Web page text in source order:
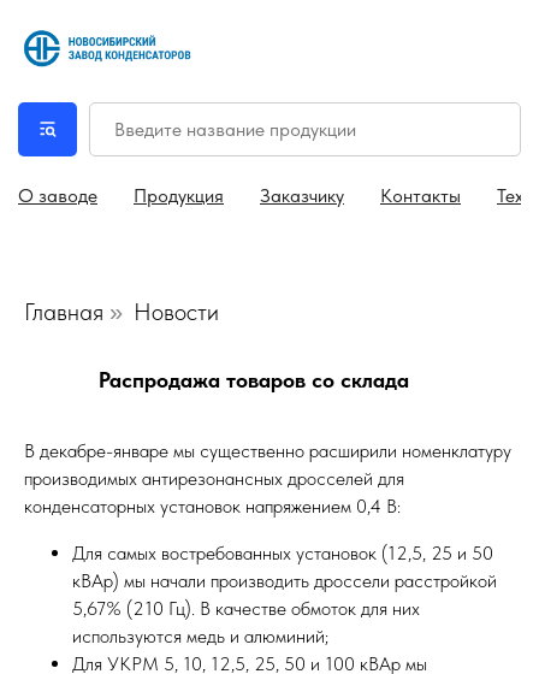
О заводе Продукция Заказчику Контакты
Главная » Новости
Распродажа товаров со склада
В декабре-январе мы существенно расширили номенклатуру
производимых антирезонансных дросселей для
конденсаторных установок напряжением 0,4 В:
Для самых востребованных установок (12,5, 25 и 50
кВАр) мы начали производить дроссели расстройкой
5,67% (210 Гц). В качестве обмоток для них
используются медь и алюминий;
Для УКРМ 5, 10, 12,5, 25, 50 и 100 кВАр мы